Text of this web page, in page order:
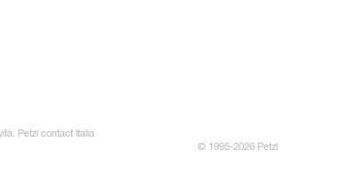
Petzl contact Italia
© 1995-2026 Petzl